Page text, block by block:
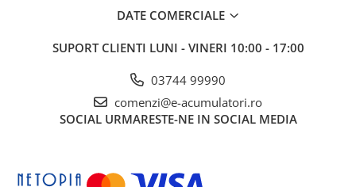
DATE COMERCIALE
SUPORT CLIENTI LUNI - VINERI 10:00 - 17:00
03744 99990
comenzi@e-acumulatori.ro
SOCIAL URMARESTE-NE IN SOCIAL MEDIA